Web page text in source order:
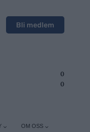
Bli medlem
0
0
OM OSS